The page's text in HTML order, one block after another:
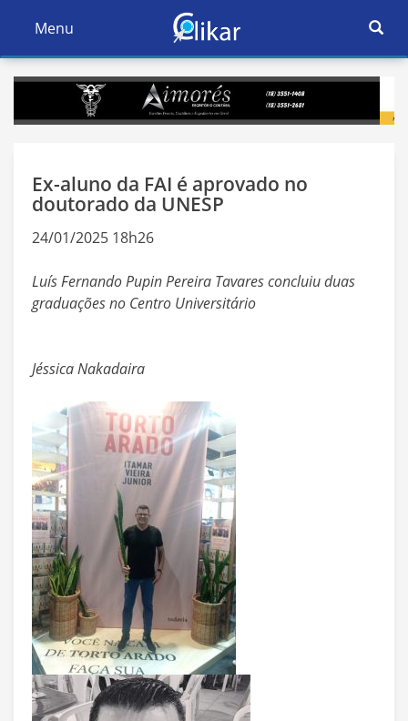
Ativar
Navegação
Menu
Ativar
Ex-aluno da FAI é aprovado no
doutorado da UNESP
24/01/2025 18h26
Luís Fernando Pupin Pereira Tavares concluiu duas
graduações no Centro Universitário
Jéssica Nakadaira